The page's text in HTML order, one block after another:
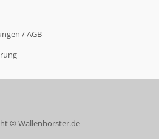
/ AGB
© Wallenhorster.de